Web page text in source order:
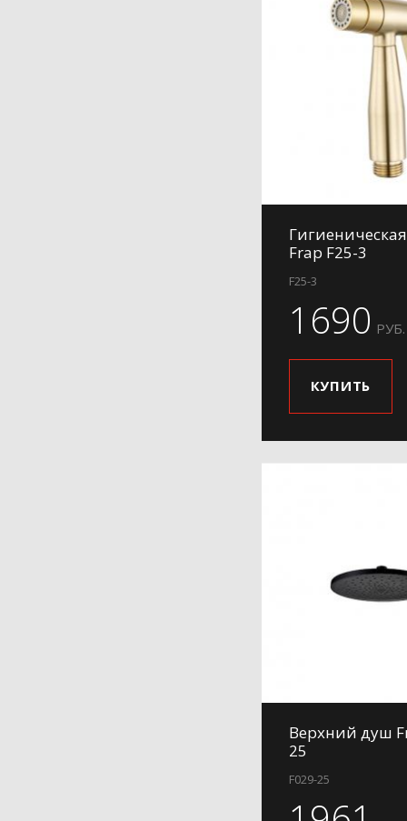
Frap F25-3
F25-3
1690 РУБ.
КУПИТЬ
Верхний душ
25
F029-25